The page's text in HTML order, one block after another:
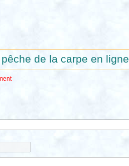
de la carpe en ligne